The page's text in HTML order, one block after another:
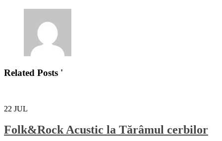
Related Posts '
22 JUL
Folk&Rock Acustic la Tărâmul cerbilor